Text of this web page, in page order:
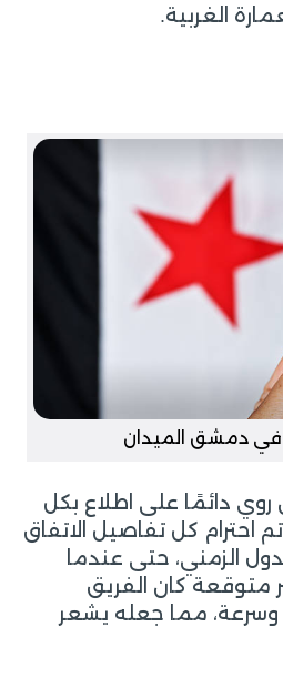
الغربية.
في دمشق الميدان
روي دائمًا على اطلاع بكل
احترام كل تفاصيل الاتفاق
الزمني، حتى عندما
متوقعة كان الفريق
مما جعله يشعر